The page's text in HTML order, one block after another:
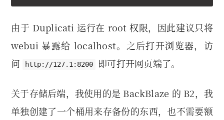
由于 Duplicati 运行在 root 权限，因此建议只将
webui 暴露给 localhost。之后打开浏览器，访
问
http://127.1:8200 即可打开网页端了。
关于存储后端，我使用的是 BackBlaze 的 B2，我
单独创建了一个桶用来存备份的东西，也不需要额